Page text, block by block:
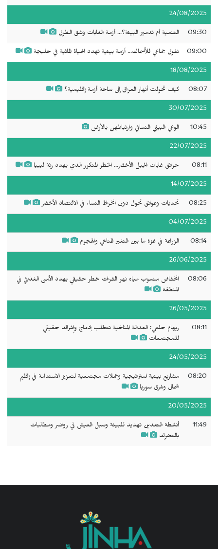
24/08/2025
09:30 التنمية أم تدمير البيئة؟... أزمة الغابات وشق الطرق
09:00 نفوق جماعي للأسماك... أزمة بيئية تهدد الحياة المائية في حلبجة
18/08/2025
08:07 كيف تحولت أنهار العراق إلى ساحة أزمة إقليمية؟
30/07/2025
10:45 الوعي البيئي النسائي وارتباطهن بالأرض
22/07/2025
08:11 حرائق غابات الجبل الأخضر... الخطر المتكرر الذي يهدد رئة ليبيا
14/07/2025
08:25 تحديات وعوائق تحول دون انخراط النساء في الاقتصاد الأخضر
04/07/2025
08:14 الزراعة في غزة ما بين التغير المناخي والهجوم
26/06/2025
08:06
انخفاض منسوب مياه نهر الفرات خطر حقيقي يهدد الأمن الغذائي في
المنطقة
26/05/2025
08:11
ريهام حلمي: العدالة المناخية تتطلب إدماج وإشراك حقيقي
للمجتمعات
24/05/2025
08:20
مشاريع بيئية استراتيجية وحملات مجتمعية لتعزيز الاستدامة في إقليم
شمال وشرق سوريا
20/05/2025
11:49
أنشطة التعدين تهديد للبيئة وسبل العيش في روانسر ومطالبات
بالتحرك